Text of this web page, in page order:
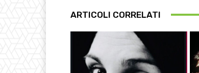
ARTICOLI CORRELATI